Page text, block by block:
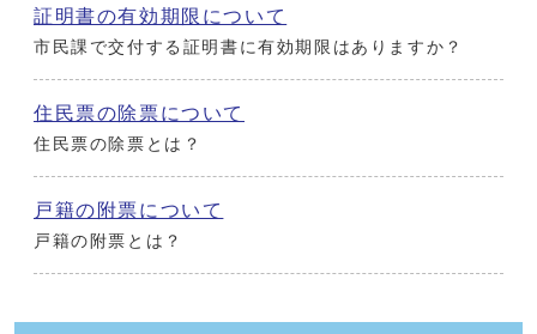
証明書の有効期限について
市民課で交付する証明書に有効期限はありますか？
住民票の除票について
住民票の除票とは？
戸籍の附票について
戸籍の附票とは？